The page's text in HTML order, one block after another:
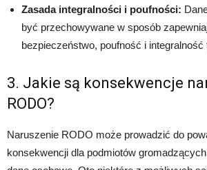
Zasada integralności i poufności:
być przechowywane w sposób
bezpieczeństwo, poufność i integralność
3. Jakie są konsekwencje
RODO?
Naruszenie RODO może prowadzić do
konsekwencji dla podmiotów